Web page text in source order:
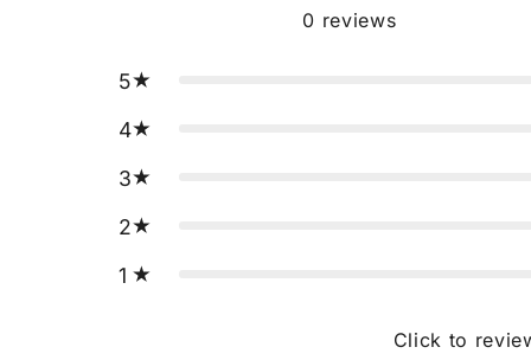
0 reviews
5
4
3
2
1
Click to